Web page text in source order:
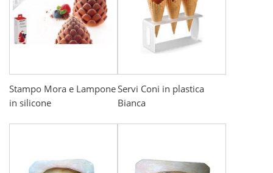
Stampo Mora e Lampone
in silicone
Servi Coni in plastica
Bianca